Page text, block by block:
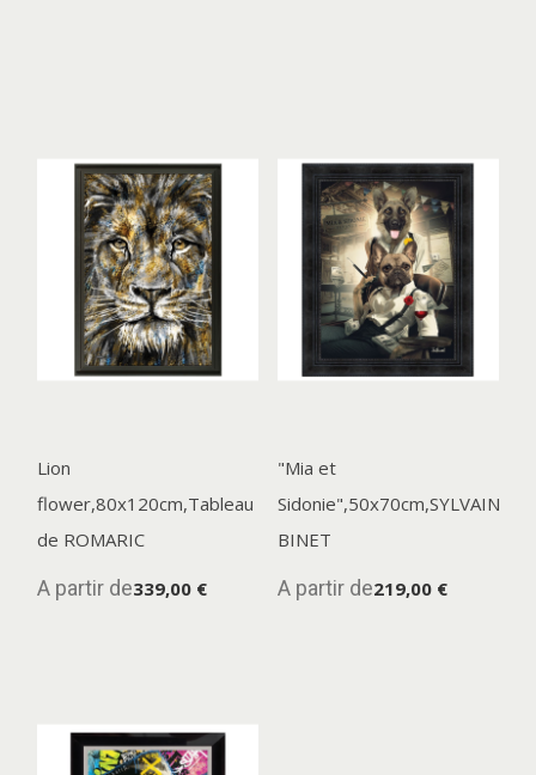
Lion
flower,80x120cm,Tableau
de ROMARIC
A partir de339,00 €
"Mia et
Sidonie",50x70cm,SYLVAIN
BINET
A partir de219,00 €